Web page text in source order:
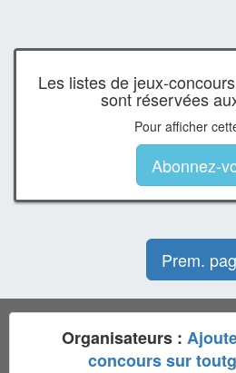
Les listes de jeux-
sont réservées
Pour afficher
Abonnez-
Prem.
Organisateurs :
concours sur